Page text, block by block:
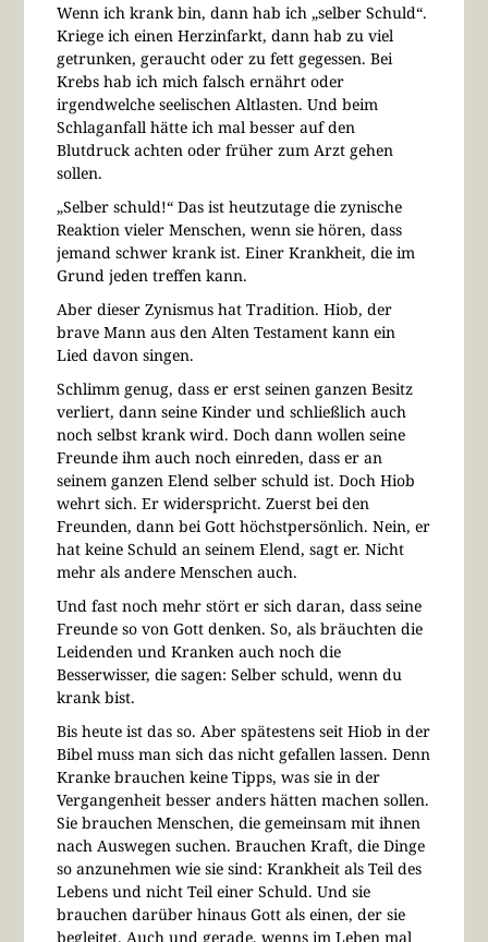
Wenn ich krank bin, dann hab ich „selber Schuld“.
Kriege ich einen Herzinfarkt, dann hab zu viel
getrunken, geraucht oder zu fett gegessen. Bei
Krebs hab ich mich falsch ernährt oder
irgendwelche seelischen Altlasten. Und beim
Schlaganfall hätte ich mal besser auf den
Blutdruck achten oder früher zum Arzt gehen
sollen.
„Selber schuld!“ Das ist heutzutage die zynische
Reaktion vieler Menschen, wenn sie hören, dass
jemand schwer krank ist. Einer Krankheit, die im
Grund jeden treffen kann.
Aber dieser Zynismus hat Tradition. Hiob, der
brave Mann aus den Alten Testament kann ein
Lied davon singen.
Schlimm genug, dass er erst seinen ganzen Besitz
verliert, dann seine Kinder und schließlich auch
noch selbst krank wird. Doch dann wollen seine
Freunde ihm auch noch einreden, dass er an
seinem ganzen Elend selber schuld ist. Doch Hiob
wehrt sich. Er widerspricht. Zuerst bei den
Freunden, dann bei Gott höchstpersönlich. Nein, er
hat keine Schuld an seinem Elend, sagt er. Nicht
mehr als andere Menschen auch.
Und fast noch mehr stört er sich daran, dass seine
Freunde so von Gott denken. So, als bräuchten die
Leidenden und Kranken auch noch die
Besserwisser, die sagen: Selber schuld, wenn du
krank bist.
Bis heute ist das so. Aber spätestens seit Hiob in der
Bibel muss man sich das nicht gefallen lassen. Denn
Kranke brauchen keine Tipps, was sie in der
Vergangenheit besser anders hätten machen sollen.
Sie brauchen Menschen, die gemeinsam mit ihnen
nach Auswegen suchen. Brauchen Kraft, die Dinge
so anzunehmen wie sie sind: Krankheit als Teil des
Lebens und nicht Teil einer Schuld. Und sie
brauchen darüber hinaus Gott als einen, der sie
begleitet. Auch und gerade, wenns im Leben mal